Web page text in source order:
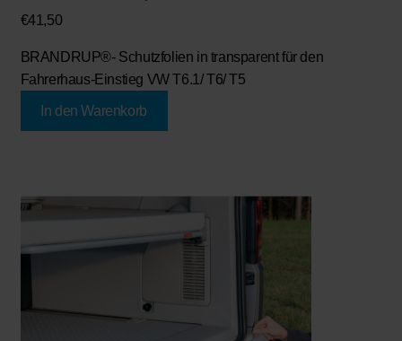
€41,50
BRANDRUP®- Schutzfolien in transparent für den
Fahrerhaus-Einstieg VW T6.1/ T6/ T5
In den Warenkorb